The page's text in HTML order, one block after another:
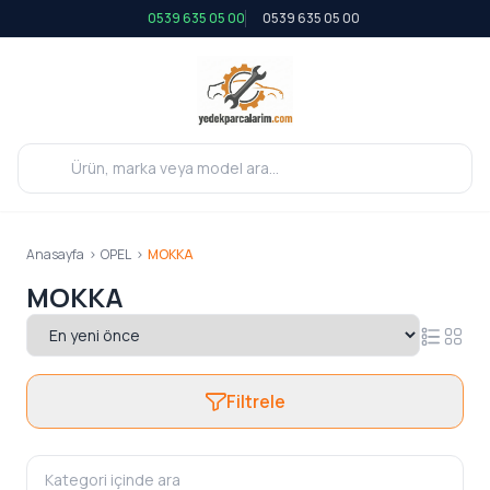
0539 635 05 00 0539 635 05 00
Anasayfa > OPEL > MOKKA
MOKKA
Filtrele